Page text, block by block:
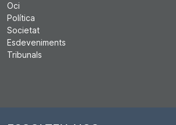
Oci
Política
Societat
Esdeveniments
Tribunals